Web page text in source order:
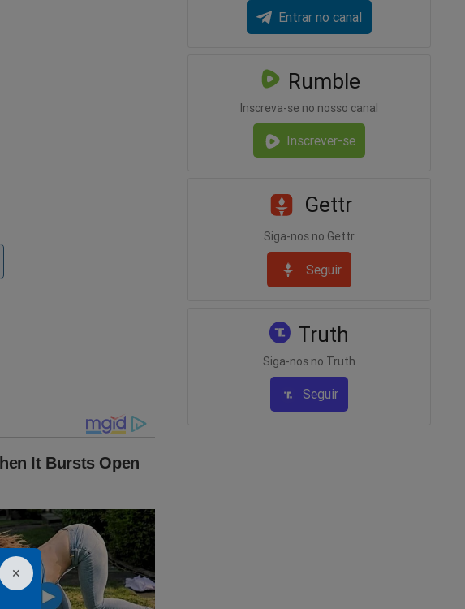
×
Entrar no canal
Rumble
Inscreva-se no nosso canal
Inscrever-se
Gettr
Siga-nos no Gettr
Seguir
Truth
Siga-nos no Truth
Seguir